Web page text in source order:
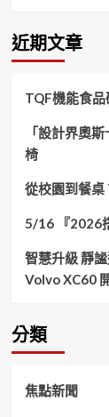
鍵
字:
近期文章
TQF機能食
「設計界奧
椅
從校園到餐桌
5/16 『2026
智慧升級 靜
Volvo XC60
分類
焦點新聞